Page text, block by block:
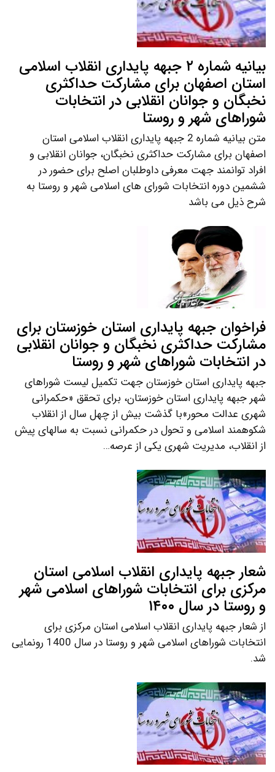
بیانیه شماره ۲ جبهه پایداری انقلاب اسلامی
استان اصفهان برای مشارکت حداکثری
نخبگان و جوانان انقلابی در انتخابات
شوراهای شهر و روستا
متن بیانیه شماره 2 جبهه پایداری انقلاب اسلامی استان
اصفهان برای مشارکت حداکثری نخبگان، جوانان انقلابی و
افراد توانمند جهت معرفی داوطلبان اصلح برای حضور در
ششمین دوره انتخابات شورای های اسلامی شهر و روستا به
شرح ذیل می باشد
فراخوان جبهه پایداری استان خوزستان برای
مشارکت حداکثری نخبگان و جوانان انقلابی
در انتخابات شوراهای شهر و روستا
جبهه پایداری استان خوزستان جهت تکمیل لیست شوراهای
شهر جبهه پایداری استان خوزستان، برای تحقق «حکمرانی
شهری عدالت محور»با گذشت بیش از چهل سال از انقلاب
شکوهمند اسلامی و تحول در حکمرانی نسبت به سالهای پیش
از انقلاب، مدیریت شهری یکی از عرصه…
شعار جبهه پایداری انقلاب اسلامی استان
مرکزی برای انتخابات شوراهای اسلامی شهر
و روستا در سال ۱۴۰۰
از شعار جبهه پایداری انقلاب اسلامی استان مرکزی برای
انتخابات شوراهای اسلامی شهر و روستا در سال 1400 رونمایی
شد.